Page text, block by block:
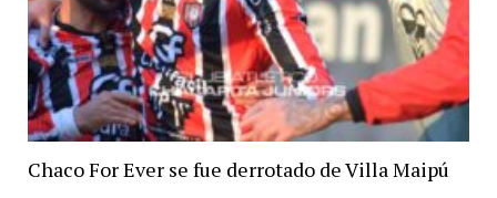
Chaco For Ever se fue derrotado de Villa Maipú